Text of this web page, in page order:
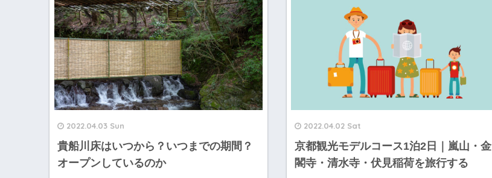
2022.04.03 Sun
貴船川床はいつから？いつまでの期間？
オープンしているのか
2022.04.02 Sat
京都観光モデルコース1泊2日｜嵐山・金
閣寺・清水寺・伏見稲荷を旅行する